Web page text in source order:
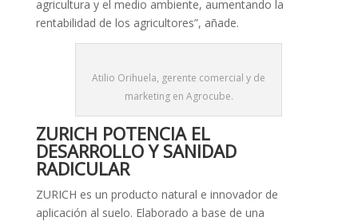
agricultura y el medio ambiente, aumentando la
rentabilidad de los agricultores”, añade.
Atilio Orihuela, gerente comercial y de
marketing en Agrocube.
ZURICH POTENCIA EL
DESARROLLO Y SANIDAD
RADICULAR
ZURICH es un producto natural e innovador de
aplicación al suelo. Elaborado a base de una